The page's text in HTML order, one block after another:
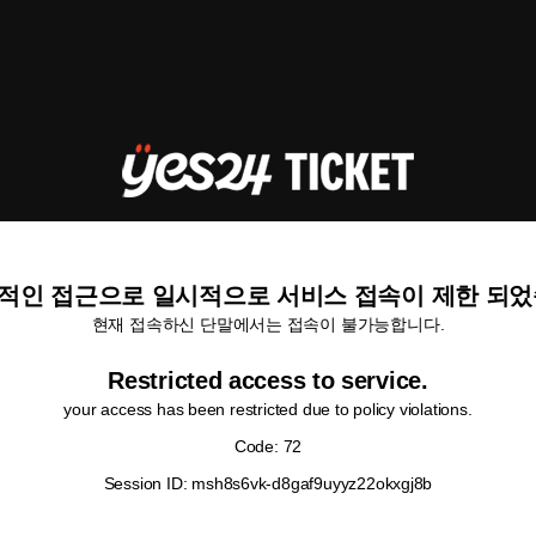
인 접근으로 일시적으로 서비스 접속이 제한 되
현재 접속하신 단말에서는 접속이 불가능합니다.
Restricted access to service.
your access has been restricted due to policy violations.
Code: 72
Session ID: msh8s6vk-d8gaf9uyyz22okxgj8b